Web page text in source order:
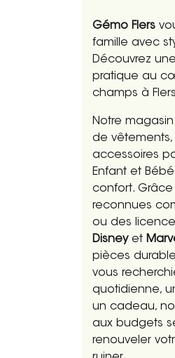
Gémo Flers
famille avec
Découvrez
pratique au
champs à
Notre
de vêtements,
accessoires
Enfant et
confort.
reconnues
ou des
Disneyet
pièces
vous
quotidienne,
un cadeau,
aux budgets
renouveler